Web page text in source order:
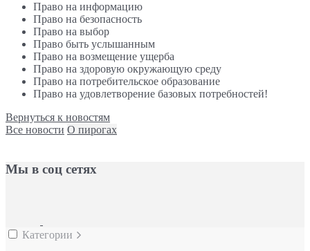
Право на информацию
Право на безопасность
Право на выбор
Право быть услышанным
Право на возмещение ущерба
Право на здоровую окружающую среду
Право на потребительское образование
Право на удовлетворение базовых потребностей!
Вернуться к новостям
Все новости О пирогах
Мы в соц сетях
Категории